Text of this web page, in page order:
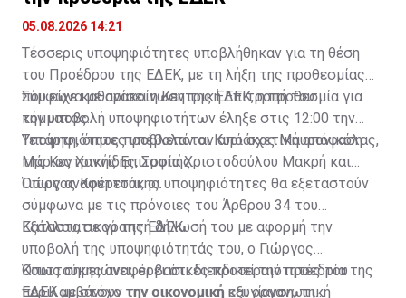
05.08.2026 14:21
Τέσσερις υποψηφιότητες υποβλήθηκαν για τη θέση
του Προέδρου της ΕΔΕΚ, με τη λήξη της προθεσμίας
που είχε καθορίσει η Κεντρική Επιτροπή του
κόμματος.
Σύμφωνα με ανακοίνωση της ΕΔΕΚ, η προθεσμία για
την υποβολή υποψηφιοτήτων έληξε στις 12:00 την
Τετάρτη, όπως προβλεπόταν από σχετική απόφαση
της Κεντρικής Επιτροπής.
Υποψηφιότητες υπέβαλαν οι Κυριάκος Μαυρονικόλας,
Μάριος Χαννίδης, Σοφία Χριστοδούλου Μακρή και
Γιώργος Κουττούκης.
Όπως αναφέρεται, οι υποψηφιότητες θα εξεταστούν
σύμφωνα με τις πρόνοιες του Άρθρου 34 του
Καταστατικού της ΕΔΕΚ.
Εξάλλου, σε γραπτή δήλωσή του με αφορμή την
υποβολή της υποψηφιότητάς του, ο Γιώργος
Κουττούκης αναφέρει ότι διεκδικεί την προεδρία της
ΕΔΕΚ με στόχο την οικονομική και οργανωτική
Όπως σημειώνει, οι βασικές προτεραιότητές του
περιλαμβάνουν την οικονομική εξυγίανση, τη